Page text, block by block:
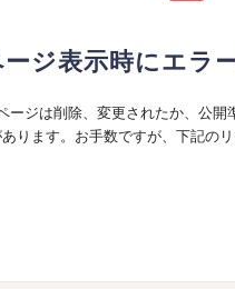
ジ表示時にエラ
ージは削除、変更されたか、公開
ります。お手数ですが、下記の